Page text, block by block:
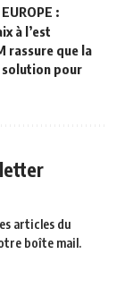
:
à l’est
rassure que la
solution pour
articles du
boîte mail.